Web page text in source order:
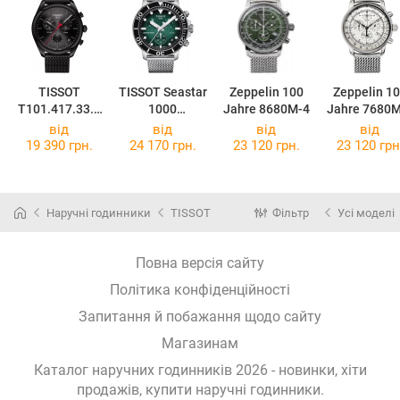
TISSOT
T101.417.33.0
51.00
TISSOT Seastar
1000
Chronograph
T120.417.11.0
Zeppelin 100
Jahre 8680M-4
Zeppelin
Jahre
від
19 390 грн.
від
24 170 грн.
від
23 120 грн.
від
23 120
Наручні годинники TISSOT Фільтр Усі моделі
Повна версія сайту
Політика конфіденційності
Запитання й побажання щодо сайту
Магазинам
Каталог наручних годинників 2026 - новинки, хіти
продажів, купити наручні годинники.